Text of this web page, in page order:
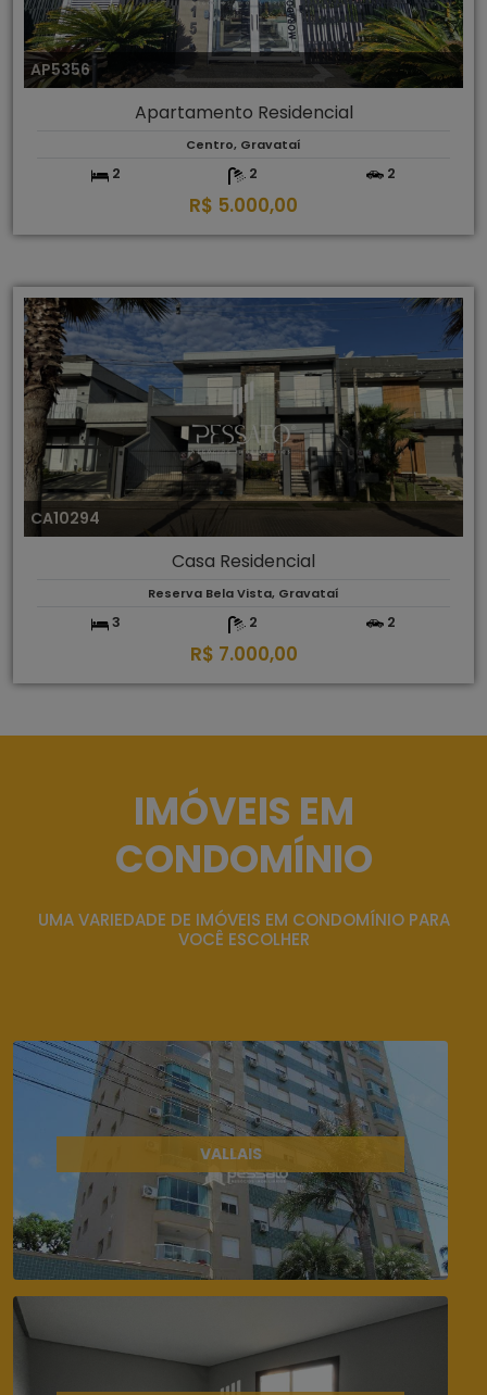
AP5356
Apartamento Residencial
Centro, Gravataí
2 2 2
R$ 5.000,00
CA10294
Casa Residencial
Reserva Bela Vista, Gravataí
3 2 2
R$ 7.000,00
IMÓVEIS EM
CONDOMÍNIO
UMA VARIEDADE DE IMÓVEIS EM CONDOMÍNIO PARA
VOCÊ ESCOLHER
VALLAIS